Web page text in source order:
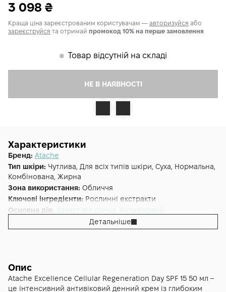
3 098 ₴
Краща ціна зареєстрованим користувачам — авторизуйся або
зареєструйся та отримай промокод 10% на перше замовлення
𒊹 Товар відсутній на складі
НЕ В НАЯВНОСТІ
Характеристики
Бренд: Atache
Тип шкіри: Чутлива, Для всіх типів шкіри, Суха, Нормальна,
Комбінована, Жирна
Зона використання: Обличчя
Ключові інгредієнти: Рослинні екстракти
Основна дія: Захист від сонця
Антивіковий
Додаткові властивості:Без парабенів, Без сульфатів
Альтернативна назва:
SPF15
Детальніше
Опис
Atache Excellence Cellular Regeneration Day SPF 15 50 мл –
це інтенсивний антивіковий денний крем із глибоким